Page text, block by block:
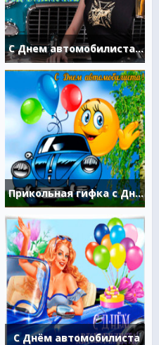
С Днем автомобилиста! Ни жезла! Ни гвоздя!
Прикольная гифка с Днем автомобилиста
С Днём автомобилиста